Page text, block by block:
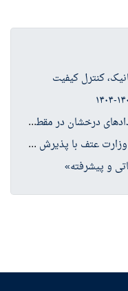
فرا
خوان پذیرش بدون آزمون استعدادهای درخشان در مقطع کارشناسی ارشد سال تحصیلی ۱۴۰۶-۱۴۰۵
موا
فقت دفتر گسترش آموزش عالی وزارت عتف با پذیرش دانشجو در چهار رشته کارشناسی ارشد حوزه علوم انسانی
و پیشرفته»